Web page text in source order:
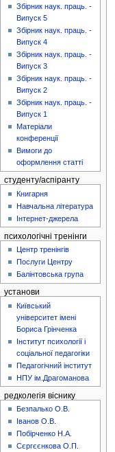
Збірник наук. праць. -
Випуск 5
Збірник наук. праць. -
Випуск 4
Збірник наук. праць. -
Випуск 3
Збірник наук. праць. -
Випуск 2
Збірник наук. праць. -
Випуск 1
Матеріали
конференції
Вимоги до
оформлення статті
студенту/аспіранту
Книгарня
Навчальна література
Інтернет-джерела
психологічні тренінги
Центр тренінгів
Послуги Центру
Балінтовська група
установи
Київський
університет імені
Бориса Грінченка
Інститут психології і
соціальної педагогіки
Педагогічний інститут
НПУ ім.Драгоманова
редколегія віснику
Безпалько О.В.
Іванов О.В.
Побірченко Н.А.
Сєргєєнкова О.П.